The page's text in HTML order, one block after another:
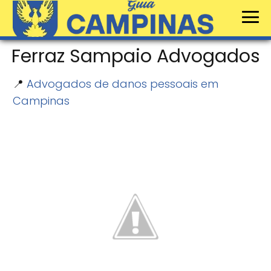
Ferraz Sampaio Advogados
📍 Advogados de danos pessoais em
Campinas